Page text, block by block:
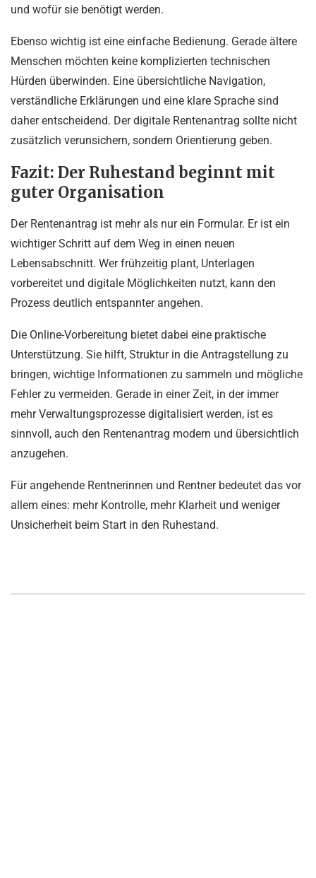
und wofür sie benötigt werden.
Ebenso wichtig ist eine einfache Bedienung. Gerade ältere
Menschen möchten keine komplizierten technischen
Hürden überwinden. Eine übersichtliche Navigation,
verständliche Erklärungen und eine klare Sprache sind
daher entscheidend. Der digitale Rentenantrag sollte nicht
zusätzlich verunsichern, sondern Orientierung geben.
Fazit: Der Ruhestand beginnt mit
guter Organisation
Der Rentenantrag ist mehr als nur ein Formular. Er ist ein
wichtiger Schritt auf dem Weg in einen neuen
Lebensabschnitt. Wer frühzeitig plant, Unterlagen
vorbereitet und digitale Möglichkeiten nutzt, kann den
Prozess deutlich entspannter angehen.
Die Online-Vorbereitung bietet dabei eine praktische
Unterstützung. Sie hilft, Struktur in die Antragstellung zu
bringen, wichtige Informationen zu sammeln und mögliche
Fehler zu vermeiden. Gerade in einer Zeit, in der immer
mehr Verwaltungsprozesse digitalisiert werden, ist es
sinnvoll, auch den Rentenantrag modern und übersichtlich
anzugehen.
Für angehende Rentnerinnen und Rentner bedeutet das vor
allem eines: mehr Kontrolle, mehr Klarheit und weniger
Unsicherheit beim Start in den Ruhestand.